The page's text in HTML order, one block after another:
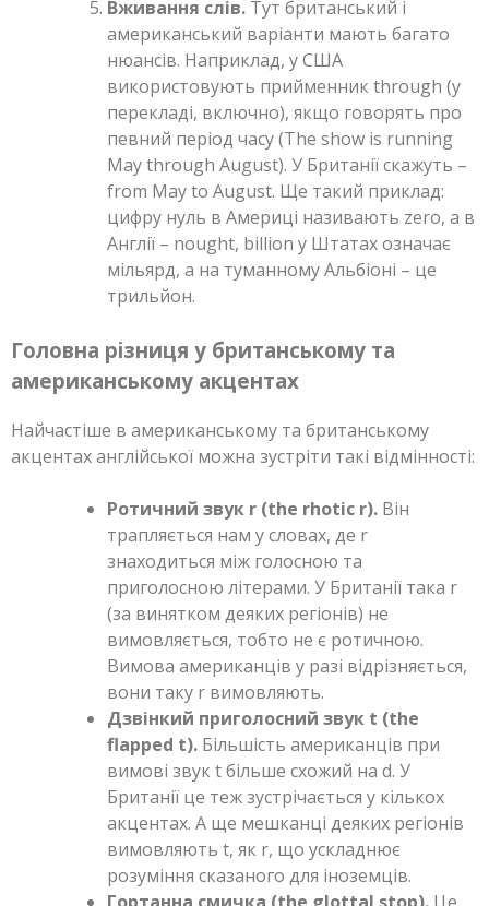
Вживання слів. Тут британський і
американський варіанти мають багато
нюансів. Наприклад, у США
використовують прийменник through (у
перекладі, включно), якщо говорять про
певний період часу (The show is running
May through August). У Британії скажуть –
from May to August. Ще такий приклад:
цифру нуль в Америці називають zero, а в
Англії – nought, billion у Штатах означає
мільярд, а на туманному Альбіоні – це
трильйон.
Головна різниця у британському та
американському акцентах
Найчастіше в американському та британському
акцентах англійської можна зустріти такі відмінності:
Ротичний звук r (the rhotic r). Він
трапляється нам у словах, де r
знаходиться між голосною та
приголосною літерами. У Британії така r
(за винятком деяких регіонів) не
вимовляється, тобто не є ротичною.
Вимова американців у разі відрізняється,
вони таку r вимовляють.
Дзвінкий приголосний звук t (the
flapped t). Більшість американців при
вимові звук t більше схожий на d. У
Британії це теж зустрічається у кількох
акцентах. А ще мешканці деяких регіонів
вимовляють t, як r, що ускладнює
розуміння сказаного для іноземців.
Гортанна смичка (the glottal stop). Це